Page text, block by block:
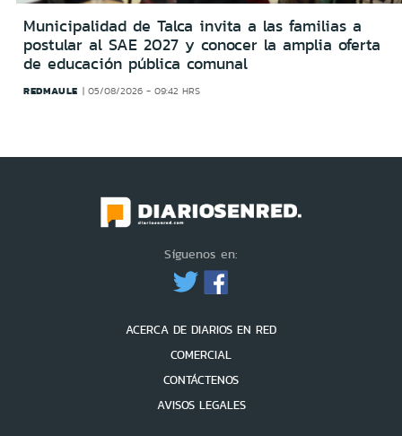
Municipalidad de Talca invita a las familias a
postular al SAE 2027 y conocer la amplia oferta
de educación pública comunal
REDMAULE 05/08/2026 - 09:42 HRS
Síguenos en:
ACERCA DE DIARIOS EN RED
COMERCIAL
CONTÁCTENOS
AVISOS LEGALES